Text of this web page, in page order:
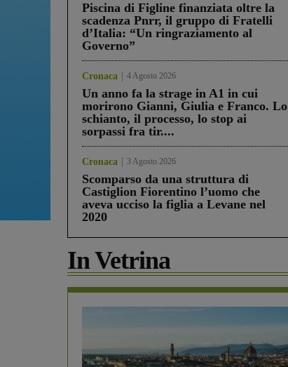
Piscina di Figline finanziata oltre la
scadenza Pnrr, il gruppo di Fratelli
d’Italia: “Un ringraziamento al
Governo”
Cronaca 4 Agosto 2026
Un anno fa la strage in A1 in cui
morirono Gianni, Giulia e Franco. Lo
schianto, il processo, lo stop ai
sorpassi fra tir....
Cronaca 3 Agosto 2026
Scomparso da una struttura di
Castiglion Fiorentino l’uomo che
aveva ucciso la figlia a Levane nel
2020
In Vetrina